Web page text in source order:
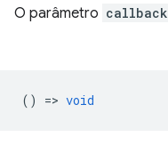
O parâmetro callback
() => void